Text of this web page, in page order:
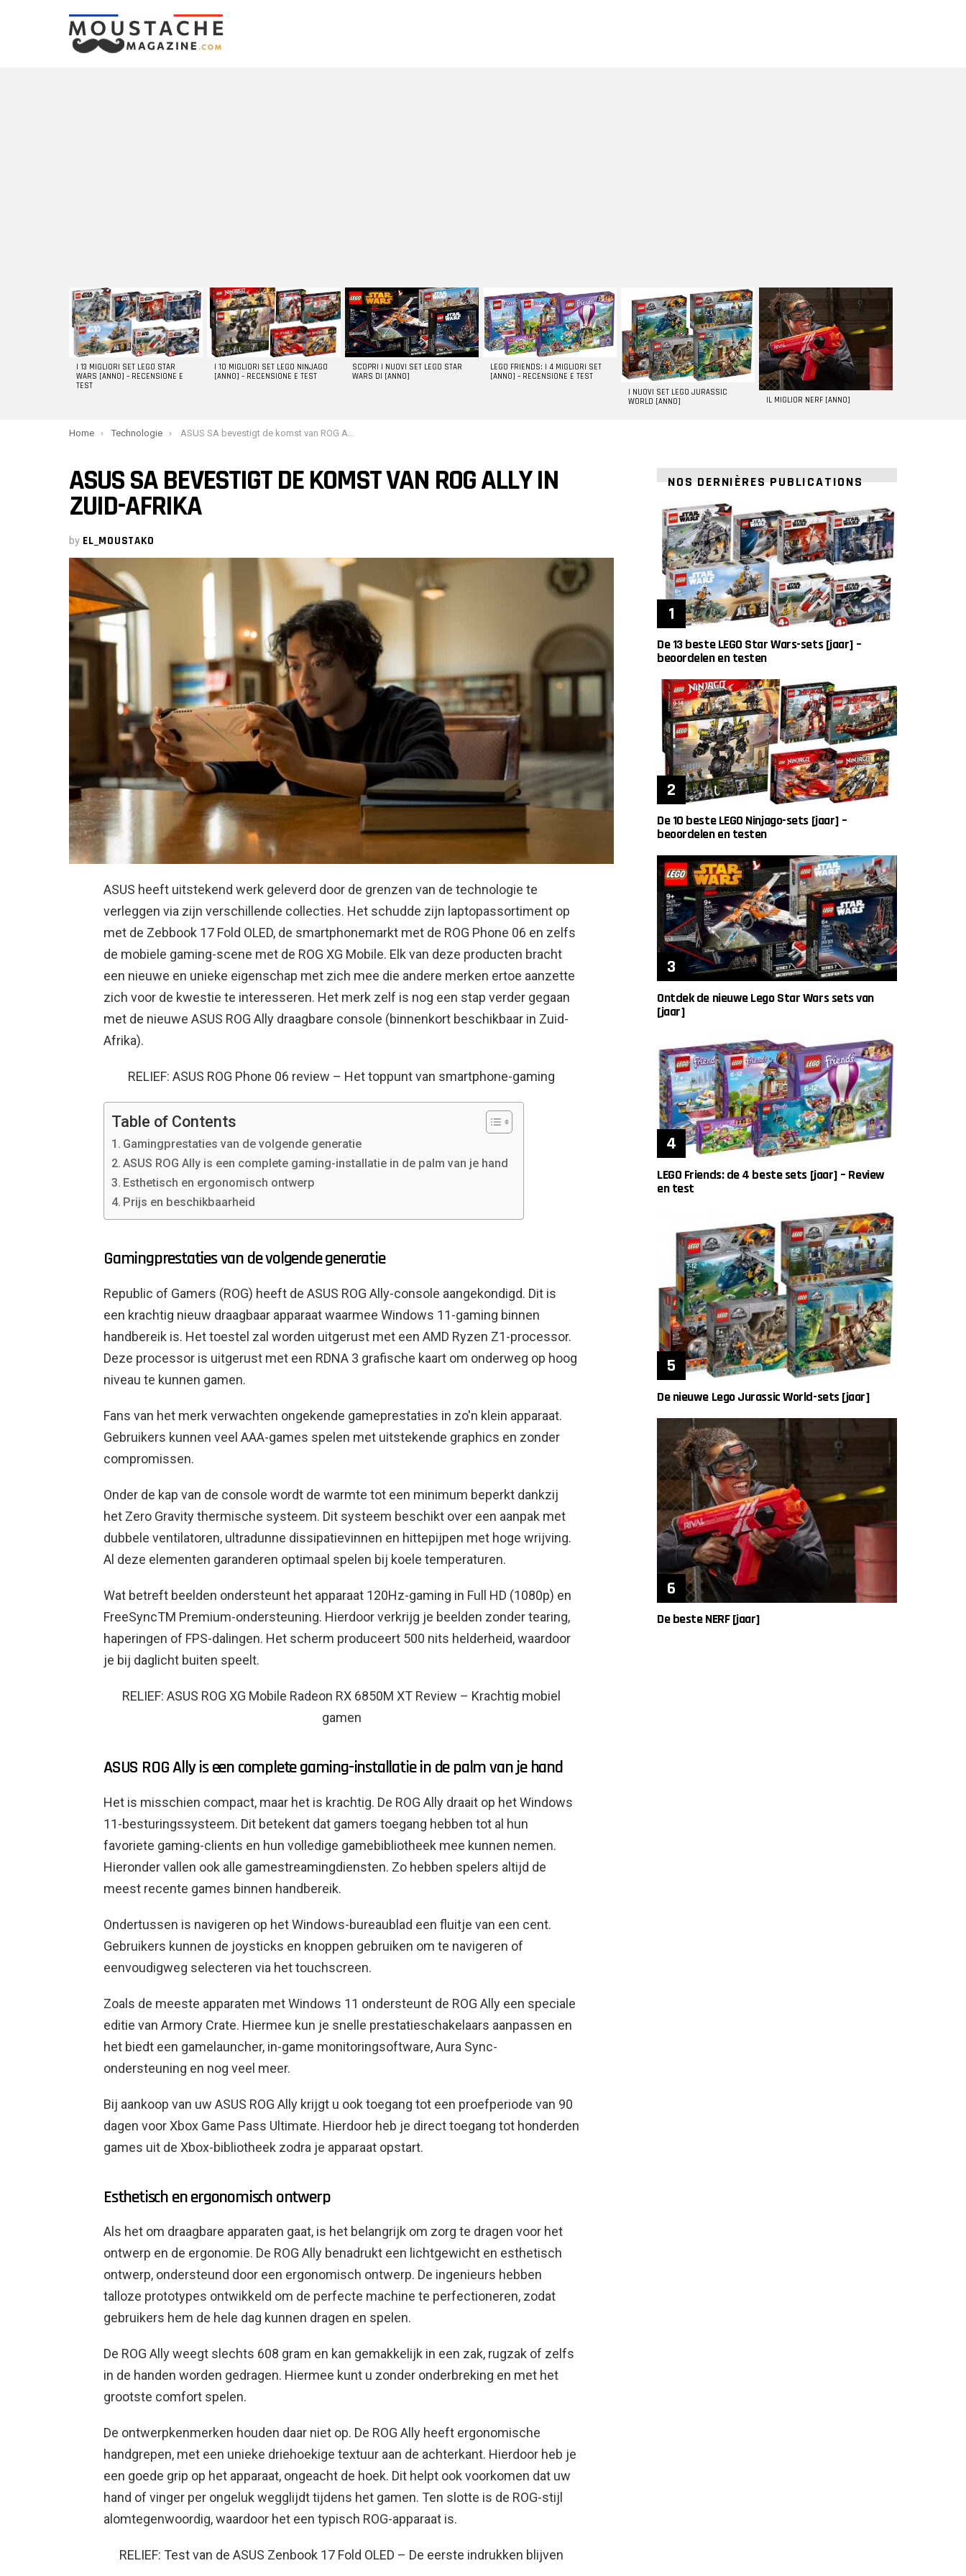
LATEST
STORIES
I 13 MIGLIORI SET LEGO STAR
WARS [ANNO] – RECENSIONE E
TEST
I 10 MIGLIORI SET LEGO NINJAGO
[ANNO] – RECENSIONE E TEST
SCOPRI I NUOVI SET LEGO STAR
WARS DI [ANNO]
LEGO FRIENDS: I 4 MIGLIORI SET
[ANNO] – RECENSIONE E TEST
I NUOVI SET LEGO JURASSIC
WORLD [ANNO]
IL MIGLIOR NERF [ANNO]
You are here:
Home Technologie ASUS SA bevestigt de komst van ROG Ally in Zuid-Afrika
ASUS SA BEVESTIGT DE KOMST VAN ROG ALLY IN
ZUID-AFRIKA
by EL_MOUSTAKO
ASUS heeft uitstekend werk geleverd door de grenzen van de technologie te
verleggen via zijn verschillende collecties. Het schudde zijn laptopassortiment op
met de Zebbook 17 Fold OLED, de smartphonemarkt met de ROG Phone 06 en zelfs
de mobiele gaming-scene met de ROG XG Mobile. Elk van deze producten bracht
een nieuwe en unieke eigenschap met zich mee die andere merken ertoe aanzette
zich voor de kwestie te interesseren. Het merk zelf is nog een stap verder gegaan
met de nieuwe ASUS ROG Ally draagbare console (binnenkort beschikbaar in Zuid-
Afrika).
RELIEF: ASUS ROG Phone 06 review – Het toppunt van smartphone-gaming
Table of Contents
Gamingprestaties van de volgende generatie
ASUS ROG Ally is een complete gaming-installatie in de palm van je hand
Esthetisch en ergonomisch ontwerp
Prijs en beschikbaarheid
Gamingprestaties van de volgende generatie
Republic of Gamers (ROG) heeft de ASUS ROG Ally-console aangekondigd. Dit is
een krachtig nieuw draagbaar apparaat waarmee Windows 11-gaming binnen
handbereik is. Het toestel zal worden uitgerust met een AMD Ryzen Z1-processor.
Deze processor is uitgerust met een RDNA 3 grafische kaart om onderweg op hoog
niveau te kunnen gamen.
Fans van het merk verwachten ongekende gameprestaties in zo'n klein apparaat.
Gebruikers kunnen veel AAA-games spelen met uitstekende graphics en zonder
compromissen.
Onder de kap van de console wordt de warmte tot een minimum beperkt dankzij
het Zero Gravity thermische systeem. Dit systeem beschikt over een aanpak met
dubbele ventilatoren, ultradunne dissipatievinnen en hittepijpen met hoge wrijving.
Al deze elementen garanderen optimaal spelen bij koele temperaturen.
Wat betreft beelden ondersteunt het apparaat 120Hz-gaming in Full HD (1080p) en
FreeSyncTM Premium-ondersteuning. Hierdoor verkrijg je beelden zonder tearing,
haperingen of FPS-dalingen. Het scherm produceert 500 nits helderheid, waardoor
je bij daglicht buiten speelt.
RELIEF: ASUS ROG XG Mobile Radeon RX 6850M XT Review – Krachtig mobiel
gamen
ASUS ROG Ally is een complete gaming-installatie in de palm van je hand
Het is misschien compact, maar het is krachtig. De ROG Ally draait op het Windows
11-besturingssysteem. Dit betekent dat gamers toegang hebben tot al hun
favoriete gaming-clients en hun volledige gamebibliotheek mee kunnen nemen.
Hieronder vallen ook alle gamestreamingdiensten. Zo hebben spelers altijd de
meest recente games binnen handbereik.
Ondertussen is navigeren op het Windows-bureaublad een fluitje van een cent.
Gebruikers kunnen de joysticks en knoppen gebruiken om te navigeren of
eenvoudigweg selecteren via het touchscreen.
Zoals de meeste apparaten met Windows 11 ondersteunt de ROG Ally een speciale
editie van Armory Crate. Hiermee kun je snelle prestatieschakelaars aanpassen en
het biedt een gamelauncher, in-game monitoringsoftware, Aura Sync-
ondersteuning en nog veel meer.
Bij aankoop van uw ASUS ROG Ally krijgt u ook toegang tot een proefperiode van 90
dagen voor Xbox Game Pass Ultimate. Hierdoor heb je direct toegang tot honderden
games uit de Xbox-bibliotheek zodra je apparaat opstart.
Esthetisch en ergonomisch ontwerp
Als het om draagbare apparaten gaat, is het belangrijk om zorg te dragen voor het
ontwerp en de ergonomie. De ROG Ally benadrukt een lichtgewicht en esthetisch
ontwerp, ondersteund door een ergonomisch ontwerp. De ingenieurs hebben
talloze prototypes ontwikkeld om de perfecte machine te perfectioneren, zodat
gebruikers hem de hele dag kunnen dragen en spelen.
De ROG Ally weegt slechts 608 gram en kan gemakkelijk in een zak, rugzak of zelfs
in de handen worden gedragen. Hiermee kunt u zonder onderbreking en met het
grootste comfort spelen.
De ontwerpkenmerken houden daar niet op. De ROG Ally heeft ergonomische
handgrepen, met een unieke driehoekige textuur aan de achterkant. Hierdoor heb je
een goede grip op het apparaat, ongeacht de hoek. Dit helpt ook voorkomen dat uw
hand of vinger per ongeluk wegglijdt tijdens het gamen. Ten slotte is de ROG-stijl
alomtegenwoordig, waardoor het een typisch ROG-apparaat is.
RELIEF: Test van de ASUS Zenbook 17 Fold OLED – De eerste indrukken blijven
NOS DERNIÈRES PUBLICATIONS
De 13 beste LEGO Star Wars-sets [jaar] –
beoordelen en testen
De 10 beste LEGO Ninjago-sets [jaar] –
beoordelen en testen
Ontdek de nieuwe Lego Star Wars sets van
[jaar]
LEGO Friends: de 4 beste sets [jaar] – Review
en test
De nieuwe Lego Jurassic World-sets [jaar]
De beste NERF [jaar]